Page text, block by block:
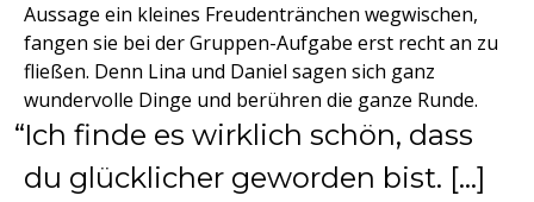
Aussage ein kleines Freudentränchen wegwischen,
fangen sie bei der Gruppen-Aufgabe erst recht an zu
fließen. Denn Lina und Daniel sagen sich ganz
wundervolle Dinge und berühren die ganze Runde.
Ich finde es wirklich schön, dass
du glücklicher geworden bist. [...]